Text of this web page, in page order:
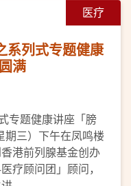
医疗
系列式专题健康
满
专题健康讲座「膀
期三）下午在凤鸣楼
港前列腺基金创办
疗顾问团」顾问，